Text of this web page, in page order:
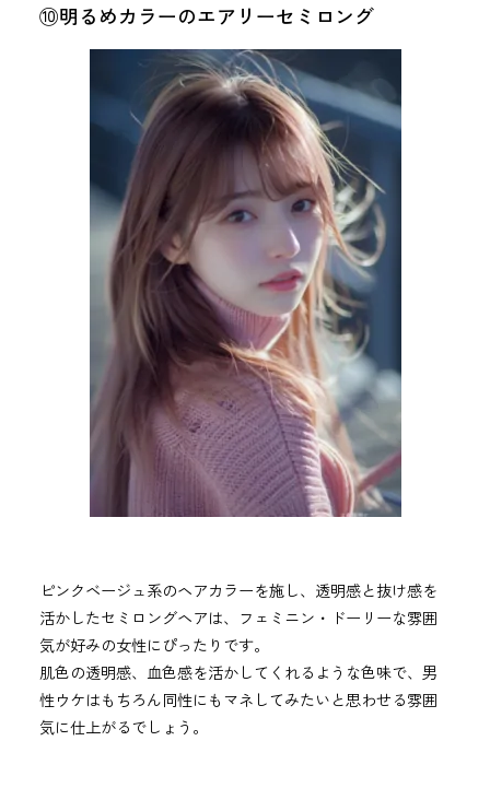
⑩明るめカラーのエアリーセミロング
ピンクベージュ系のヘアカラーを施し、透明感と抜け感を
活かしたセミロングヘアは、フェミニン・ドーリーな雰囲
気が好みの女性にぴったりです。
肌色の透明感、血色感を活かしてくれるような色味で、男
性ウケはもちろん同性にもマネしてみたいと思わせる雰囲
気に仕上がるでしょう。